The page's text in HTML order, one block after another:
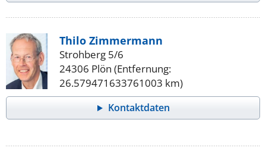
Thilo Zimmermann
Strohberg 5/6
24306 Plön (Entfernung:
26.579471633761003 km)
Kontaktdaten